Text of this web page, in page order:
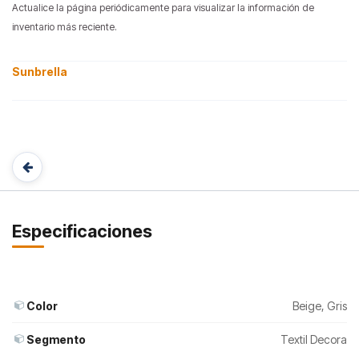
Actualice la página periódicamente para visualizar la información de
inventario más reciente.
Sunbrella
Especificaciones
Color Beige, Gris
Segmento Textil Decora